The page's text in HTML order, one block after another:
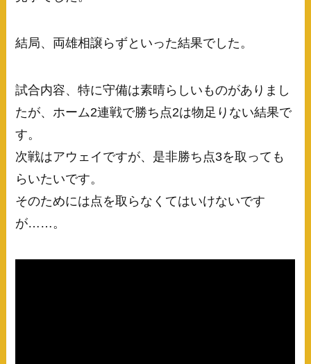
結局、両雄相譲らずといった結果でした。
試合内容、特に守備は素晴らしいものがありまし
たが、ホーム2連戦で勝ち点2は物足りない結果で
す。
次戦はアウェイですが、是非勝ち点3を取っても
らいたいです。
そのためには点を取らなくてはいけないです
が……。